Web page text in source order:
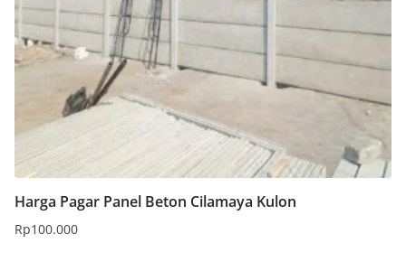
Harga Pagar Panel Beton Cilamaya Kulon
Rp100.000